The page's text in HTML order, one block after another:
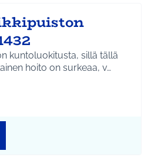
kuntoluokitusta, sillä tällä
hoito on surkeaa, v…
Hyrylä
mukaan: Ympäristö